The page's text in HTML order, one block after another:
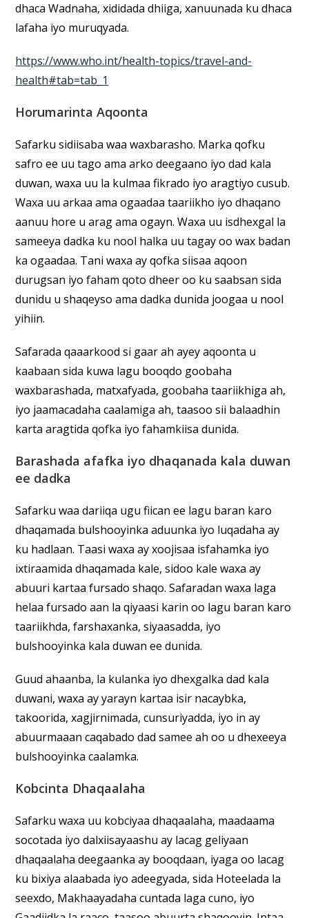
dhaca Wadnaha, xididada dhiiga, xanuunada ku dhaca
lafaha iyo muruqyada.
https://www.who.int/health-topics/travel-and-
health#tab=tab_1
Horumarinta Aqoonta
Safarku sidiisaba waa waxbarasho. Marka qofku
safro ee uu tago ama arko deegaano iyo dad kala
duwan, waxa uu la kulmaa fikrado iyo aragtiyo cusub.
Waxa uu arkaa ama ogaadaa taariikho iyo dhaqano
aanuu hore u arag ama ogayn. Waxa uu isdhexgal la
sameeya dadka ku nool halka uu tagay oo wax badan
ka ogaadaa. Tani waxa ay qofka siisaa aqoon
durugsan iyo faham qoto dheer oo ku saabsan sida
dunidu u shaqeyso ama dadka dunida joogaa u nool
yihiin.
Safarada qaaarkood si gaar ah ayey aqoonta u
kaabaan sida kuwa lagu booqdo goobaha
waxbarashada, matxafyada, goobaha taariikhiga ah,
iyo jaamacadaha caalamiga ah, taasoo sii balaadhin
karta aragtida qofka iyo fahamkiisa dunida.
Barashada afafka iyo dhaqanada kala duwan
ee dadka
Safarku waa dariiqa ugu fiican ee lagu baran karo
dhaqamada bulshooyinka aduunka iyo luqadaha ay
ku hadlaan. Taasi waxa ay xoojisaa isfahamka iyo
ixtiraamida dhaqamada kale, sidoo kale waxa ay
abuuri kartaa fursado shaqo. Safaradan waxa laga
helaa fursado aan la qiyaasi karin oo lagu baran karo
taariikhda, farshaxanka, siyaasadda, iyo
bulshooyinka kala duwan ee dunida.
Guud ahaanba, la kulanka iyo dhexgalka dad kala
duwani, waxa ay yarayn kartaa isir nacaybka,
takoorida, xagjirnimada, cunsuriyadda, iyo in ay
abuurmaaan caqabado dad samee ah oo u dhexeeya
bulshooyinka caalamka.
Kobcinta Dhaqaalaha
Safarku waxa uu kobciyaa dhaqaalaha, maadaama
socotada iyo dalxiisayaashu ay lacag geliyaan
dhaqaalaha deegaanka ay booqdaan, iyaga oo lacag
ku bixiya alaabada iyo adeegyada, sida Hoteelada la
seexdo, Makhaayadaha cuntada laga cuno, iyo